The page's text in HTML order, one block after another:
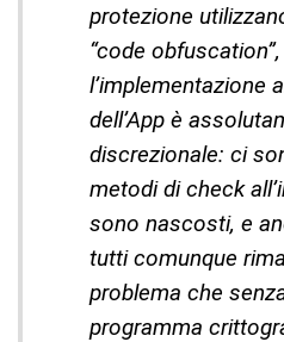
protezione
“code
l’implementazione
dell’App è
discrezionale: ci
metodi di check
sono nascosti, e
tutti comunque
problema che
programma